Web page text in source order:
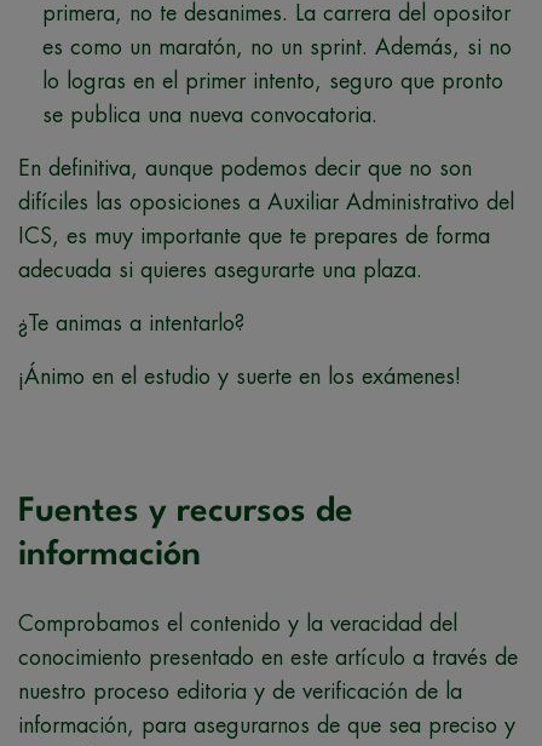
primera, no te desanimes. La carrera del opositor
es como un maratón, no un sprint. Además, si no
lo logras en el primer intento, seguro que pronto
se publica una nueva convocatoria.
En definitiva, aunque podemos decir que no son
difíciles las oposiciones a Auxiliar Administrativo del
ICS, es muy importante que te prepares de forma
adecuada si quieres asegurarte una plaza.
¿Te animas a intentarlo?
¡Ánimo en el estudio y suerte en los exámenes!
Fuentes y recursos de
información
Comprobamos el contenido y la veracidad del
conocimiento presentado en este artículo a través de
nuestro proceso editoria y de verificación de la
información, para asegurarnos de que sea preciso y